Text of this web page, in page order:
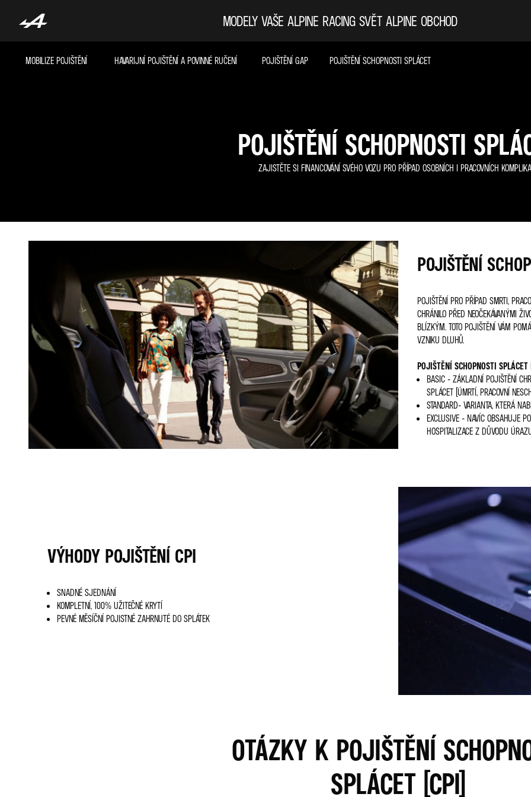
MODELY VAŠE ALPINE RACING SVĚT ALPINE OBCHOD
MOBILIZE POJIŠTĚNÍ HAVARIJNÍ POJIŠTĚNÍ A POVINNÉ RUČENÍ POJIŠTĚNÍ GAP POJIŠTĚNÍ SCHOPNOSTI SPLÁCET
POJIŠTĚNÍ SCHOPNOSTI
ZAJISTĚTE SI FINANCOVÁNÍ SVÉHO VOZU PRO PŘÍPAD OSOBNÍCH I PRACOVNÍCH
POJIŠTĚNÍ
POJIŠTĚNÍ PRO PŘÍPAD SMRTI,
CHRÁNILO PŘED NEOČEKÁVANÝMI
BLÍZKÝM. TOTO POJIŠTĚNÍ VÁM
VZNIKU DLUHŮ.
POJIŠTĚNÍ SCHOPNOSTI
BASIC - ZÁKLADNÍ POJIŠTĚNÍ
SPLÁCET (ÚMRTÍ, PRACOVNÍ
STANDARD- VARIANTA, KTERÁ
EXCLUSIVE - NAVÍC OBSAHUJE
HOSPITALIZACE Z DŮVODU
VÝHODY POJIŠTĚNÍ CPI
SNADNÉ SJEDNÁNÍ
KOMPLETNÍ, 100% UŽITEČNÉ KRYTÍ
PEVNÉ MĚSÍČNÍ POJISTNÉ ZAHRNUTÉ DO SPLÁTEK
OTÁZKY K POJIŠTĚNÍ
SPLÁCET (CPI)